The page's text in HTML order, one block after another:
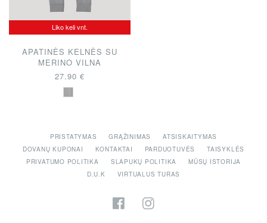
Liko keli vnt.
APATINĖS KELNĖS SU
MERINO VILNA
27.90 €
PRISTATYMAS GRĄŽINIMAS
ATSISKAITYMAS
DOVANŲ KUPONAI
KONTAKTAI PARDUOTUVĖS
TAISYKLĖS
PRIVATUMO POLITIKA
SLAPUKŲ POLITIKA
MŪSŲ ISTORIJA
D.U.K
VIRTUALUS TURAS